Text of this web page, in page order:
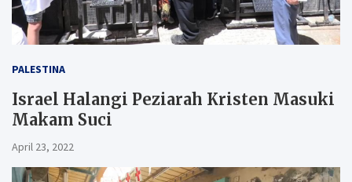
PALESTINA
Israel Halangi Peziarah Kristen Masuki
Makam Suci
April 23, 2022